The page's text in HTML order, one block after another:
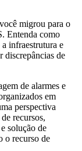
migrou para o
Entenda como
infraestrutura e
discrepâncias de
de alarmes e
em
perspectiva
recursos,
solução de
o recurso de